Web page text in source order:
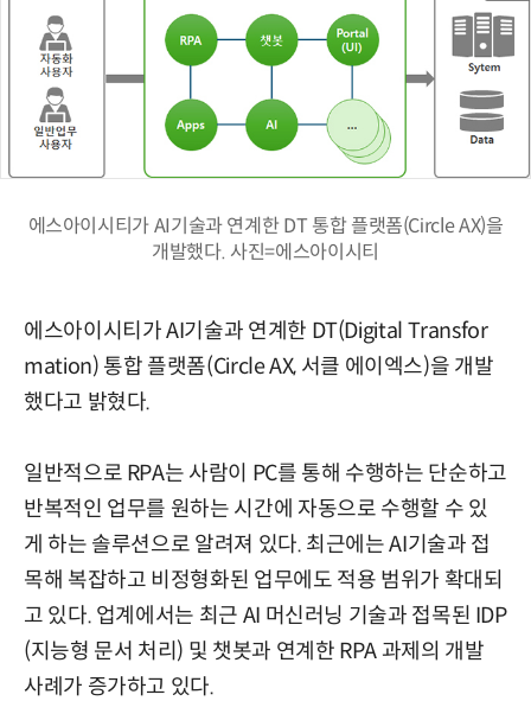
에스아이시티가 AI기술과 연계한 DT 통합 플랫폼(Circle AX)을
개발했다. 사진=에스아이시티
에스아이시티가 AI기술과 연계한 DT(Digital Transfor
mation) 통합 플랫폼(Circle AX, 서클 에이엑스)을 개발
했다고 밝혔다.
일반적으로 RPA는 사람이 PC를 통해 수행하는 단순하고
반복적인 업무를 원하는 시간에 자동으로 수행할 수 있
게 하는 솔루션으로 알려져 있다. 최근에는 AI기술과 접
목해 복잡하고 비정형화된 업무에도 적용 범위가 확대되
고 있다. 업계에서는 최근 AI 머신러닝 기술과 접목된 IDP
(지능형 문서 처리) 및 챗봇과 연계한 RPA 과제의 개발
사례가 증가하고 있다.